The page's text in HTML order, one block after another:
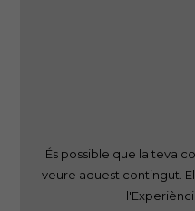
És possible que la teva
veure aquest contingut.